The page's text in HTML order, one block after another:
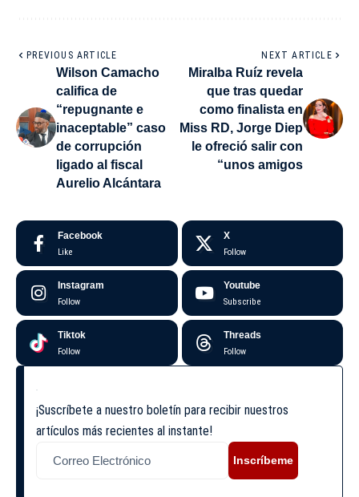
PREVIOUS ARTICLE
Wilson Camacho
califica de
“repugnante e
inaceptable” caso
de corrupción
ligado al fiscal
Aurelio Alcántara
NEXT ARTICLE
Miralba Ruíz revela
que tras quedar
como finalista en
Miss RD, Jorge Diep
le ofreció salir con
“unos amigos
Facebook
Like
X
Follow
Instagram
Follow
Youtube
Subscribe
Tiktok
Follow
Threads
Follow
¡Suscríbete a nuestro boletín para recibir nuestros
artículos más recientes al instante!
Inscríbeme